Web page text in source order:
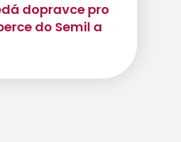
dopravce pro
do Semil a